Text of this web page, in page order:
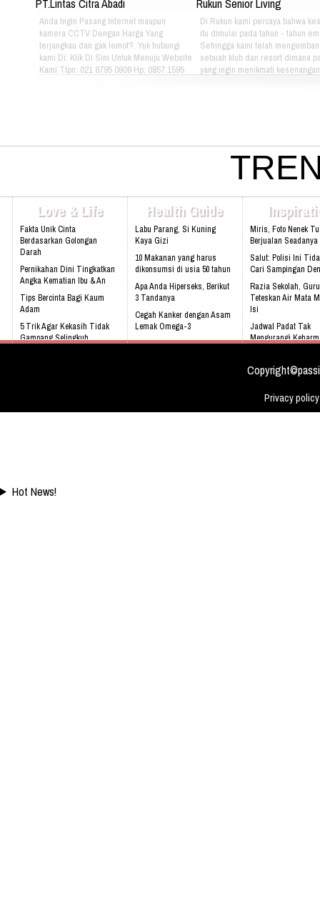
PT.Lintas Citra Abadi
Anda Ingin Pasang Internet maupun
kamera CCTV Dengan Harga Yang
terjangkau dan gak lemot?. Yuk hubungi
kami Di: Klik Di Sini Untuk Menuju Website
Kami Tlpn: 021 8795 0809 Hp: 0857 1595
Rukun Senior Living
Di Rukun kami percaya bahwa
itu dimulai pada tahun - tahun
Sehingga kami telah
sebuah klub dan resort dimana
yang ingin menikmati
Darmawan Park Gate 1, Jl. Raya
Madang No. 99 Sentul, 16810.
Web:www.rukunseniorliving.com
Love & Life
Fakta Unik Cinta
Berdasarkan Golongan
Darah
Pernikahan Dini Tingkatkan
Angka Kematian Ibu & An
Tips Bercinta Bagi Kaum
Adam
5 Trik Agar Kekasih Tidak
Gampang Selingkuh
Health Guide
Labu Parang, Si Kuning
Kaya Gizi
10 Makanan yang harus
dikonsumsi di usia 50 tahun
Apa Anda Hiperseks, Berikut
3 Tandanya
Cegah Kanker dengan Asam
Lemak Omega-3
Bahaya Mendengkur
Miris, Foto Nenek
Berjualan
Salut: Polisi Ini
Cari Sampingan
Razia Sekolah, Guru
Teteskan Air Mata
Isi
Jadwal Padat Tak
Mengurangi
Video: Masya Allah,
Meskipun Cacat
Privacy policy
Hot News!